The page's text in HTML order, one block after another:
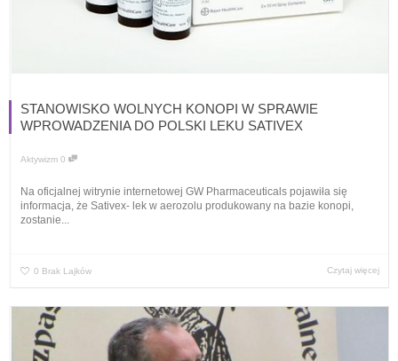
STANOWISKO WOLNYCH KONOPI W SPRAWIE
WPROWADZENIA DO POLSKI LEKU SATIVEX
Aktywizm 0
Na oficjalnej witrynie internetowej GW Pharmaceuticals pojawiła się
informacja, że Sativex- lek w aerozolu produkowany na bazie konopi,
zostanie...
0 Brak Lajków Czytaj więcej